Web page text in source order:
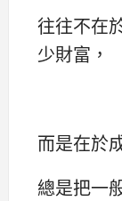
往往不在
少財富，
而是在於
總是把一